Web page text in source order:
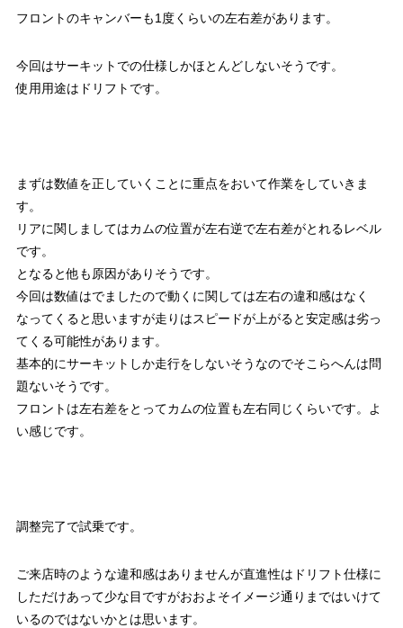
フロントのキャンバーも1度くらいの左右差があります。
今回はサーキットでの仕様しかほとんどしないそうです。
使用用途はドリフトです。
まずは数値を正していくことに重点をおいて作業をしていきま
す。
リアに関しましてはカムの位置が左右逆で左右差がとれるレベル
です。
となると他も原因がありそうです。
今回は数値はでましたので動くに関しては左右の違和感はなく
なってくると思いますが走りはスピードが上がると安定感は劣っ
てくる可能性があります。
基本的にサーキットしか走行をしないそうなのでそこらへんは問
題ないそうです。
フロントは左右差をとってカムの位置も左右同じくらいです。よ
い感じです。
調整完了で試乗です。
ご来店時のような違和感はありませんが直進性はドリフト仕様に
しただけあって少な目ですがおおよそイメージ通りまではいけて
いるのではないかとは思います。